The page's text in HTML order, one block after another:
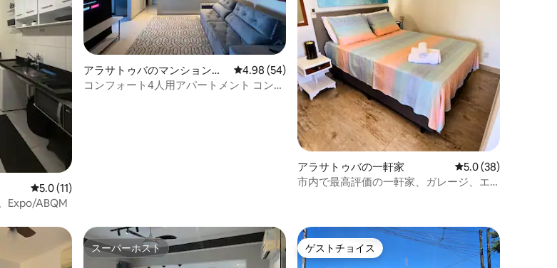
価
レビュー11件、5つ星中5.0つ星の平均評価
5.0 (11)
Expo/ABQM
アラサトゥバのマンション・
アパート
レビュー54件、5つ星中4.98つ星の平均評価
4.98 (54)
コンフォート4人用アパートメント コンコ
アラサトゥバの一軒家 レビュー38件、5つ
5.0 (38)
市内で最高評価の一軒家、ガレージ、エ
スーパーホスト
スーパーホスト ゲストチョイス
ゲストチョイス